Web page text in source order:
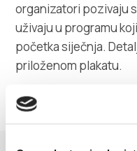
Villa Nika, Kamberovo
21216 Kaštel Stari,
organizatori pozivaju
uživaju u programu
početka siječnja.
priloženom plakatu.